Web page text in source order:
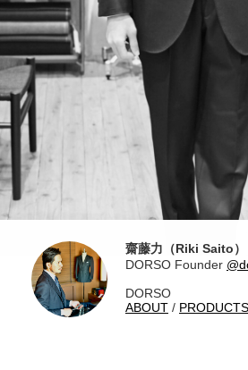
齋藤力（Riki Saito）
DORSO Founder
DORSO
ABOUT / PRODUCTS